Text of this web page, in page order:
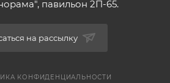
павильон 2П-65.
на рассылку
КОНФИДЕНЦИАЛЬНОСТИ